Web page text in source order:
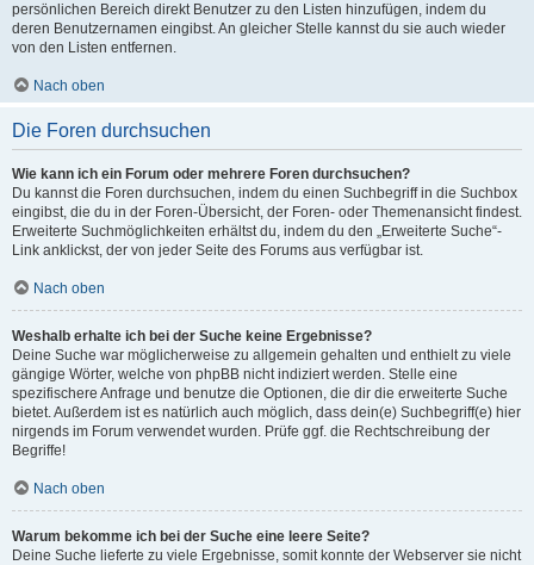
persönlichen Bereich direkt Benutzer zu den Listen hinzufügen, indem du
deren Benutzernamen eingibst. An gleicher Stelle kannst du sie auch wieder
von den Listen entfernen.
Nach oben
Die Foren durchsuchen
Wie kann ich ein Forum oder mehrere Foren durchsuchen?
Du kannst die Foren durchsuchen, indem du einen Suchbegriff in die Suchbox
eingibst, die du in der Foren-Übersicht, der Foren- oder Themenansicht findest.
Erweiterte Suchmöglichkeiten erhältst du, indem du den „Erweiterte Suche“-
Link anklickst, der von jeder Seite des Forums aus verfügbar ist.
Nach oben
Weshalb erhalte ich bei der Suche keine Ergebnisse?
Deine Suche war möglicherweise zu allgemein gehalten und enthielt zu viele
gängige Wörter, welche von phpBB nicht indiziert werden. Stelle eine
spezifischere Anfrage und benutze die Optionen, die dir die erweiterte Suche
bietet. Außerdem ist es natürlich auch möglich, dass dein(e) Suchbegriff(e) hier
nirgends im Forum verwendet wurden. Prüfe ggf. die Rechtschreibung der
Begriffe!
Nach oben
Warum bekomme ich bei der Suche eine leere Seite?
Deine Suche lieferte zu viele Ergebnisse, somit konnte der Webserver sie nicht